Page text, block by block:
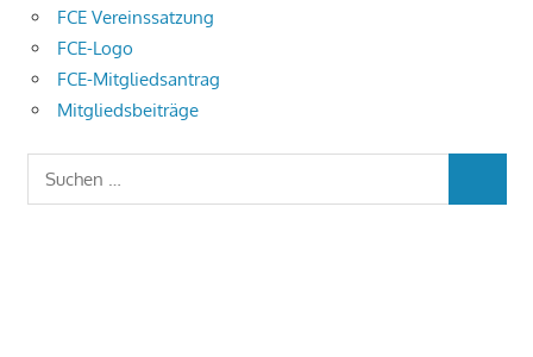
FCE Vereinssatzung
FCE-Logo
FCE-Mitgliedsantrag
Mitgliedsbeiträge
Suchen
nach: